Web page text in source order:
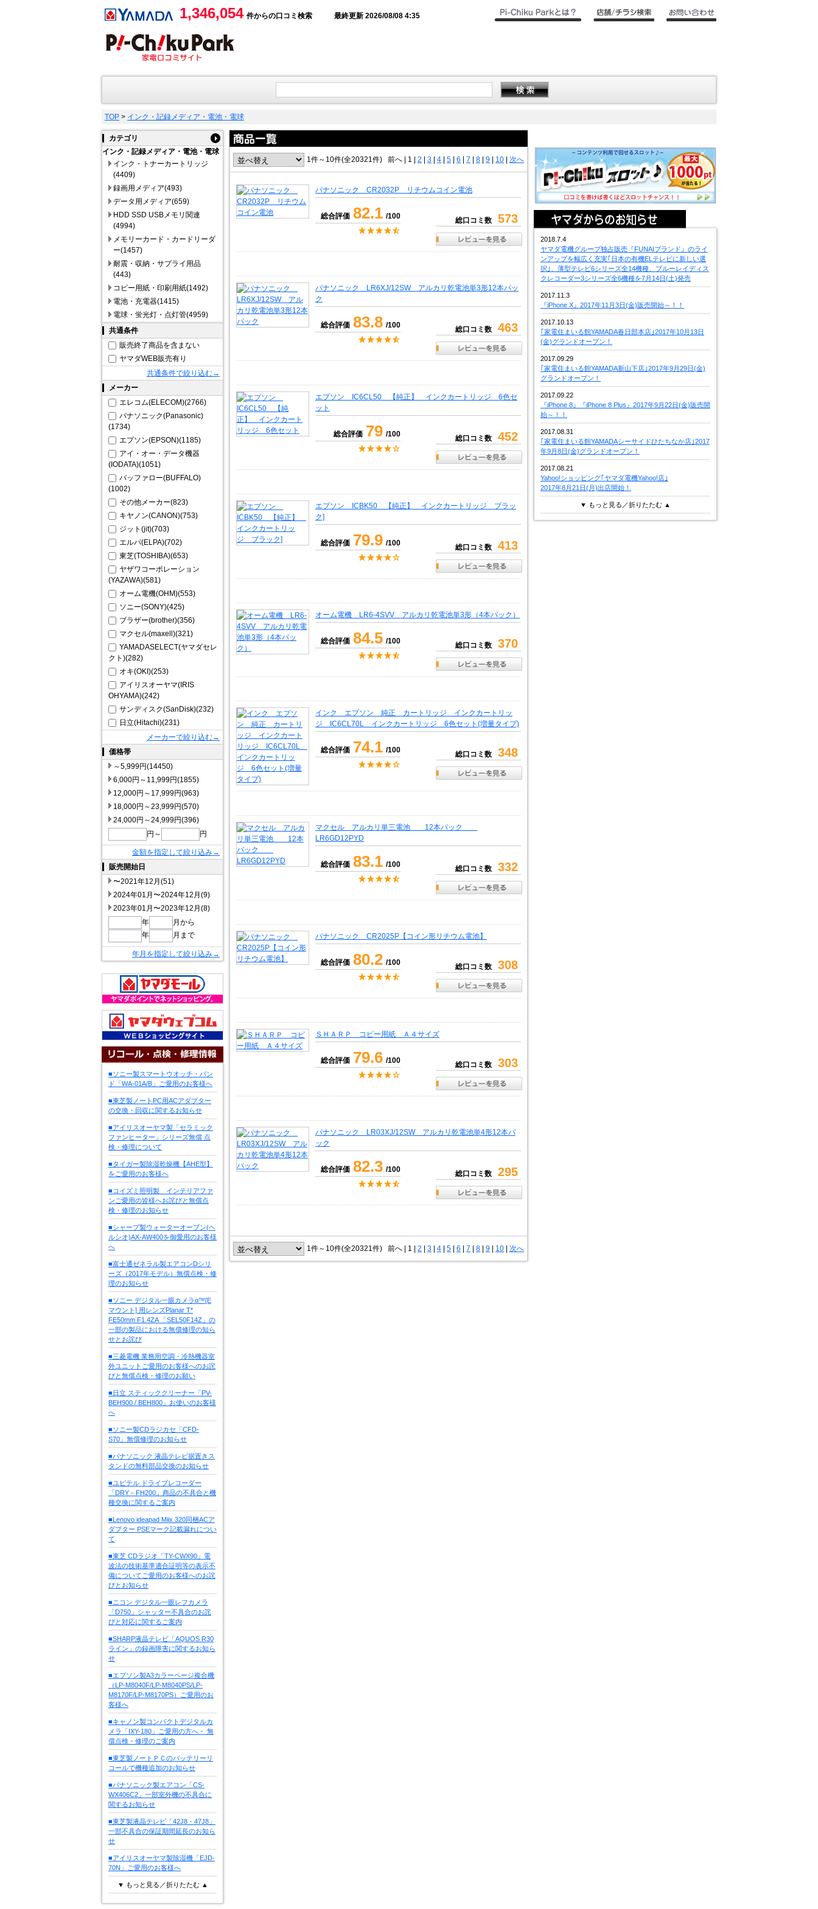
1,346,054 件からの口コミ検索 最終更新 2026/08/08 4:35
TOP > インク・記録メディア・電池・電球
カテゴリ
インク・記録メディア・電池・電球
インク・トナーカートリッジ
(4409)
録画用メディア(493)
データ用メディア(659)
HDD SSD USBメモリ関連
(4994)
メモリーカード・カードリーダ
ー(1457)
耐震・収納・サプライ用品
(443)
コピー用紙・印刷用紙(1492)
電池・充電器(1415)
電球・蛍光灯・点灯管(4959)
共通条件
販売終了商品を含まない
ヤマダWEB販売有り
共通条件で絞り込む→
メーカー
エレコム(ELECOM)(2766)
パナソニック(Panasonic)
(1734)
エプソン(EPSON)(1185)
アイ・オー・データ機器
(IODATA)(1051)
バッファロー(BUFFALO)
(1002)
その他メーカー(823)
キヤノン(CANON)(753)
ジット(jit)(703)
エルパ(ELPA)(702)
東芝(TOSHIBA)(653)
ヤザワコーポレーション
(YAZAWA)(581)
オーム電機(OHM)(553)
ソニー(SONY)(425)
ブラザー(brother)(356)
マクセル(maxell)(321)
YAMADASELECT(ヤマダセレ
クト)(282)
オキ(OKI)(253)
アイリスオーヤマ(IRIS
OHYAMA)(242)
サンディスク(SanDisk)(232)
日立(Hitachi)(231)
メーカーで絞り込む→
価格帯
～5,999円(14450)
6,000円～11,999円(1855)
12,000円～17,999円(963)
18,000円～23,999円(570)
24,000円～24,999円(396)
円～
円
金額を指定して絞り込み→
販売開始日
〜2021年12月(51)
2024年01月〜2024年12月(9)
2023年01月〜2023年12月(8)
年
月から
年
月まで
年月を指定して絞り込み→
■ソニー製スマートウオッチ・バン
ド「WA-01A/B」ご愛用のお客様へ
■東芝製ノートPC用ACアダプター
の交換・回収に関するお知らせ
■アイリスオーヤマ製「セラミック
ファンヒーター」シリーズ無償 点
検・修理について
■タイガー製除湿乾燥機【AHE型】
をご愛用のお客様へ
■コイズミ照明製 インテリアファ
ンご愛用の皆様へお詫びと無償点
検・修理のお知らせ
■シャープ製ウォーターオーブン(ヘ
ルシオ)AX-AW400を御愛用のお客様
へ
■富士通ゼネラル製エアコンDシリ
ーズ（2017年モデル）無償点検・修
理のお知らせ
■ソニー デジタル一眼カメラα™[E
マウント] 用レンズPlanar T*
FE50mm F1.4ZA 「SEL50F14Z」の
一部の製品における無償修理の知ら
せとお詫び
■三菱電機 業務用空調・冷熱機器室
外ユニットご愛用のお客様へのお詫
びと無償点検・修理のお願い
■日立 スティッククリーナー「PV-
BEH900 / BEH800」お使いのお客様
へ
■ソニー製CDラジカセ「CFD-
S70」無償修理のお知らせ
■パナソニック 液晶テレビ据置きス
タンドの無料部品交換のお知らせ
■ユピテル ドライブレコーダー
「DRY－FH200」商品の不具合と機
種交換に関するご案内
■Lenovo ideapad Miix 320同梱ACア
ダプター PSEマーク記載漏れについ
て
■東芝 CDラジオ「TY-CWX90」電
波法の技術基準適合証明等の表示不
備についてご愛用のお客様へのお詫
びとお知らせ
■ニコン デジタル一眼レフカメラ
「D750」シャッター不具合のお詫
びと対応に関するご案内
■SHARP液晶テレビ「AQUOS R30
ライン」の録画障害に関するお知ら
せ
■エプソン製A3カラーページ複合機
（LP-M8040F/LP-M8040PS/LP-
M8170F/LP-M8170PS）ご愛用のお
客様へ
■キャノン製コンパクトデジタルカ
メラ「IXY-180」ご愛用の方へ・ 無
償点検・修理のご案内
■東芝製ノートＰＣのバッテリーリ
コールで機種追加のお知らせ
■パナソニック製エアコン「CS-
WX406C2」一部室外機の不具合に
関するお知らせ
■東芝製液晶テレビ「42J8・47J8」
一部不具合の保証期間延長のお知ら
せ
■アイリスオーヤマ製除湿機「EJD-
70N」ご愛用のお客様へ
▼ もっと見る／折りたたむ ▲
1件～10件(全20321件) 前へ 1 | 2 3 4 5 6 7 8 9 10 次へ
パナソニック CR2032P リチウムコイン電池
総合評価 82.1 /100 総口コミ数 573
パナソニック LR6XJ/12SW アルカリ乾電池単3形12本パッ
ク
総合評価 83.8 /100 総口コミ数 463
エプソン IC6CL50 【純正】 インクカートリッジ 6色セ
ット
総合評価 79 /100 総口コミ数 452
エプソン ICBK50 【純正】 インクカートリッジ ブラッ
ク]
総合評価 79.9 /100 総口コミ数 413
オーム電機 LR6-4SVV アルカリ乾電池単3形（4本パック）
総合評価 84.5 /100 総口コミ数 370
インク エプソン 純正 カートリッジ インクカートリッ
ジ IC6CL70L インクカートリッジ 6色セット(増量タイプ)
総合評価 74.1 /100 総口コミ数 348
マクセル アルカリ単三電池 12本パック
LR6GD12PYD
総合評価 83.1 /100 総口コミ数 332
パナソニック CR2025P【コイン形リチウム電池】
総合評価 80.2 /100 総口コミ数 308
ＳＨＡＲＰ コピー用紙 Ａ４サイズ
総合評価 79.6 /100 総口コミ数 303
パナソニック LR03XJ/12SW アルカリ乾電池単4形12本パ
ック
総合評価 82.3 /100 総口コミ数 295
1件～10件(全20321件) 前へ 1 | 2 3 4 5 6 7 8 9 10 次へ
2018.7.4
ヤマダ電機グループ独占販売『FUNAIブランド』のライ
ンアップを幅広く充実｢日本の有機ELテレビに新しい選
択｣、薄型テレビ6シリーズ全14機種、ブルーレイディス
クレコーダー3シリーズ全6機種を7月14日(土)発売
2017.11.3
『iPhone X』2017年11月3日(金)販売開始～！！
2017.10.13
｢家電住まいる館YAMADA春日部本店｣2017年10月13日
(金)グランドオープン！
2017.09.29
｢家電住まいる館YAMADA新山下店｣2017年9月29日(金)
グランドオープン！
2017.09.22
『iPhone 8』『iPhone 8 Plus』2017年9月22日(金)販売開
始～！！
2017.08.31
｢家電住まいる館YAMADAシーサイドひたちなか店｣2017
年9月8日(金)グランドオープン！
2017.08.21
Yahoo!ショッピング｢ヤマダ電機Yahoo!店｣
2017年8月21日(月)出店開始！
▼ もっと見る／折りたたむ ▲